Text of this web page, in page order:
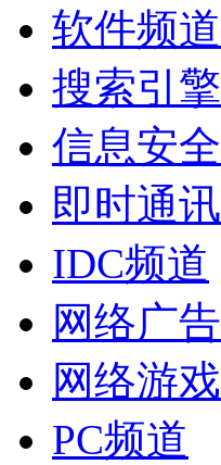
软件频道
搜索引擎
信息安全
即时通讯
IDC频道
网络广告
网络游戏
PC频道